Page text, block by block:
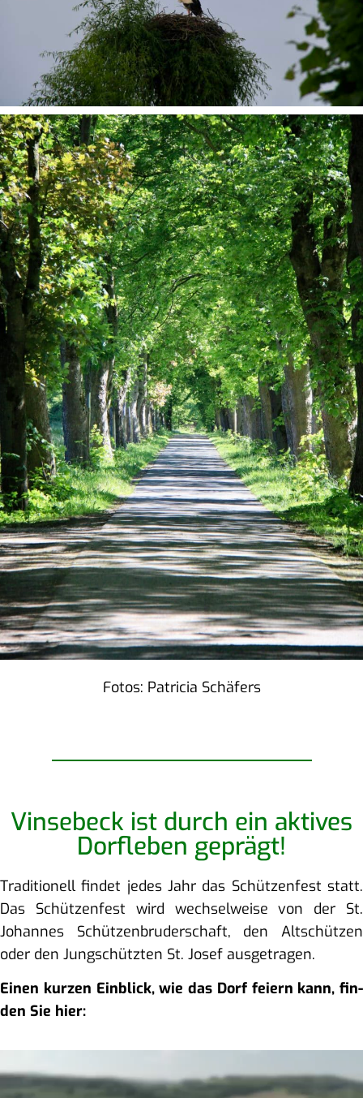
Fotos: Patri­cia Schäfers
Vin­se­beck ist durch ein akti­ves
Dorf­le­ben geprägt!
Tra­di­tio­nell fin­det jedes Jahr das Schüt­zen­fest statt.
Das Schüt­zen­fest wird wech­sel­wei­se von der St.
Johan­nes Schüt­zen­bru­der­schaft, den Alt­schüt­zen
oder den Jung­schütz­ten St. Josef ausgetragen.
Einen kur­zen Ein­blick, wie das Dorf fei­ern kann, fin­
den Sie hier: